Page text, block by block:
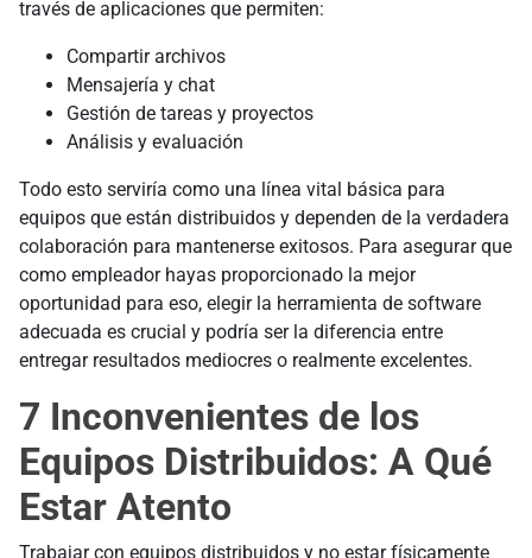
través de aplicaciones que permiten:
Compartir archivos
Mensajería y chat
Gestión de tareas y proyectos
Análisis y evaluación
Todo esto serviría como una línea vital básica para
equipos que están distribuidos y dependen de la verdadera
colaboración para mantenerse exitosos. Para asegurar que
como empleador hayas proporcionado la mejor
oportunidad para eso, elegir la herramienta de software
adecuada es crucial y podría ser la diferencia entre
entregar resultados mediocres o realmente excelentes.
7 Inconvenientes de los
Equipos Distribuidos: A Qué
Estar Atento
Trabajar con equipos distribuidos y no estar físicamente